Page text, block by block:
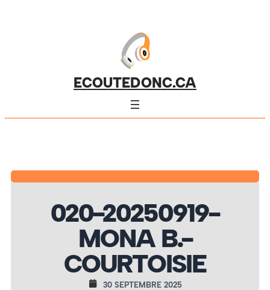
ECOUTEDONC.CA
020-20250919-
MONA B.-
COURTOISIE
30 SEPTEMBRE 2025